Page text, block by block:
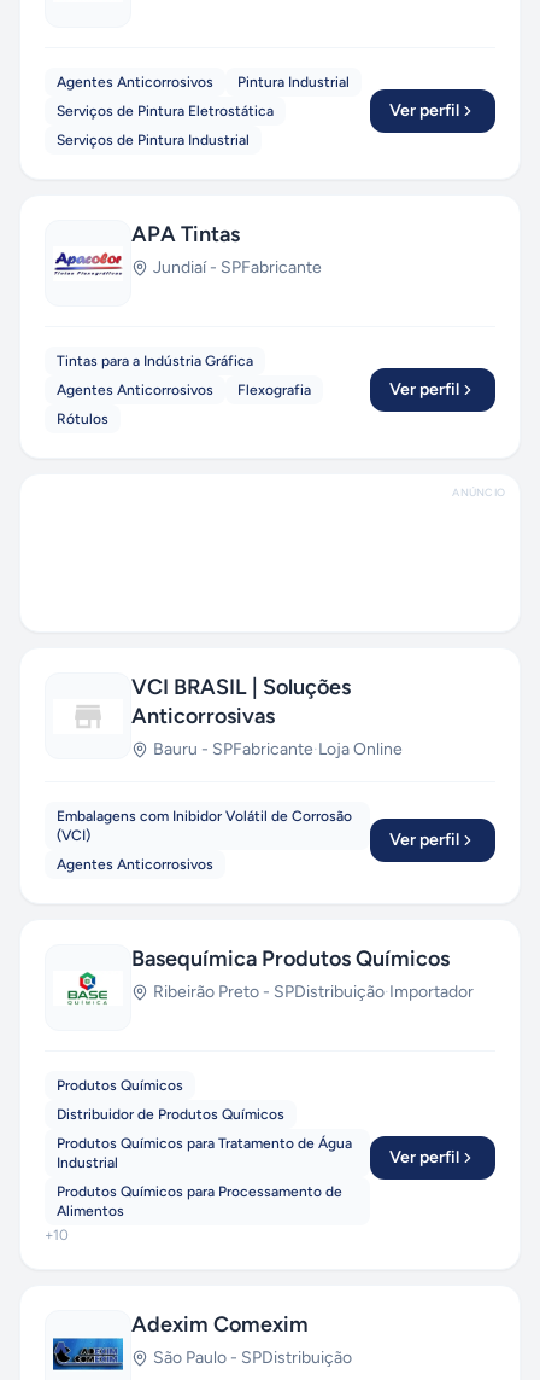
Agentes Anticorrosivos
Pintura Industrial
Serviços de Pintura Eletrostática
Serviços de Pintura Industrial
Ver perfil
APA Tintas
Jundiaí- SPFabricante
Tintas para a Indústria Gráfica
Agentes Anticorrosivos
Flexografia
Rótulos
Ver perfil
ANÚNCIO
VCI BRASIL | Soluções
Anticorrosivas
Bauru - SPFabricante·Loja Online
Embalagens com Inibidor Volátil de Corrosão
(VCI)
Agentes Anticorrosivos
Ver perfil
Basequímica Produtos Químicos
Ribeirão Preto - SPDistribuição·Importador
Produtos Químicos
Distribuidor de Produtos Químicos
Produtos Químicos para Tratamento de Água
Industrial
Produtos Químicos para Processamento de
Alimentos
+10
Ver perfil
Adexim Comexim
São Paulo - SPDistribuição